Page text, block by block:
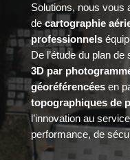
Solutions, nous vous
decartographie
professionnels
De l’étude du plan
3D par
géoréférencéesen
topographiques de
l’innovation au
performance, de